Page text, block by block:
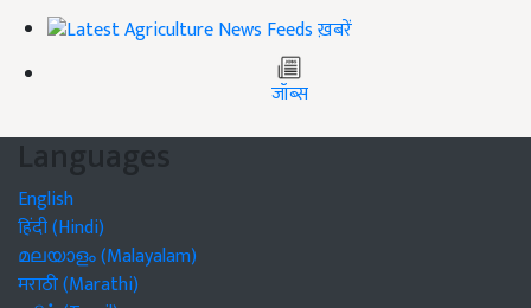
ख़बरें
जॉब्स
Languages
English
हिंदी (Hindi)
മലയാളം (Malayalam)
मराठी (Marathi)